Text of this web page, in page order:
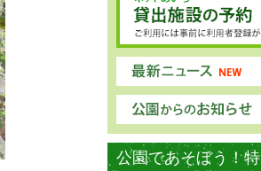
公園であそぼう！